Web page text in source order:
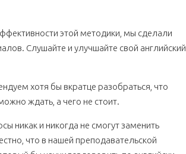
этой методики, мы сделали
Слушайте и улучшайте свой английский
хотя бы вкратце разобраться, что
ждать, а чего не стоит.
никак и никогда не смогут заменить
что в нашей преподавательской